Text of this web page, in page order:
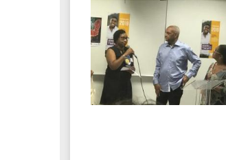
Infos baignade
Infos sargasse
Toilettes publiques
Stationnement
Les marchés